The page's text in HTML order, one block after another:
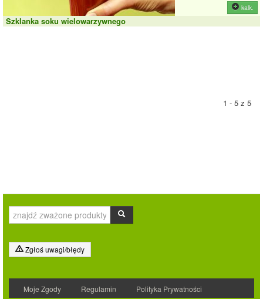
kalk.
Szklanka soku wielowarzywnego
1 - 5 z 5
Zgłoś uwagi/błędy
Moje Zgody Regulamin Polityka Prywatności